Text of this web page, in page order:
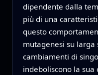
dipendente dalla
più di una
questo
mutagenesi su
cambiamenti di
indeboliscono la sua